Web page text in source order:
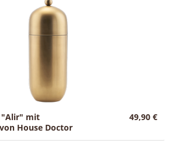
"Alir" mit
House Doctor
49,90 €